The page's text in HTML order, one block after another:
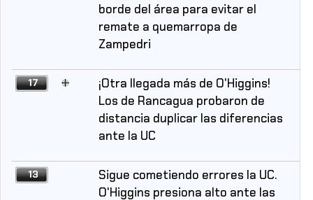
borde del área para evitar el
remate a quemarropa de
Zampedri
17
¡Otra llegada más de O'Higgins!
Los de Rancagua probaron de
distancia duplicar las diferencias
ante la UC
13
Sigue cometiendo errores la UC.
O'Higgins presiona alto ante las